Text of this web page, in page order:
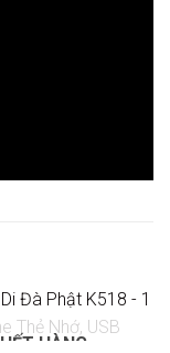
HẾT HÀNG